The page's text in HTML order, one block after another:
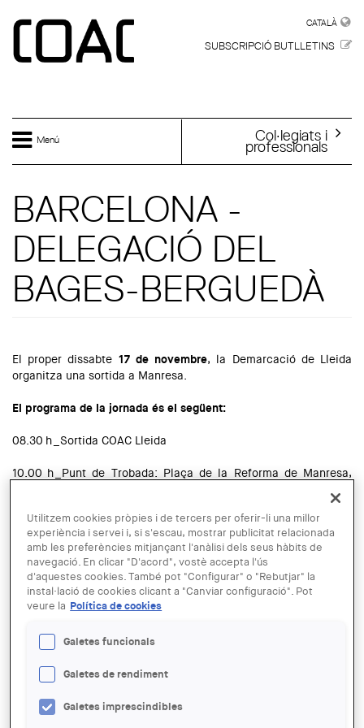
CATALÀ
SUBSCRIPCIÓ BUTLLETINS
Menú Col·legiats i
professionals
BARCELONA -
DELEGACIÓ DEL
BAGES-BERGUEDÀ
El proper dissabte 17 de novembre, la Demarcació de Lleida
organitza una sortida a Manresa.
El programa de la jornada és el següent:
08.30 h_Sortida COAC Lleida
10.00 h_Punt de Trobada: Plaça de la Reforma de Manresa,
10 a 13 h_Manresa, amb l’arquitecte David Closes
El resultat urbà d’un planejament urbanístic: Pla especial del
camí de la Cova de Manresa.
LLOC:
Manresa
AVISO VISADO
Read moreabout Aviso visado
Català
Utilitzem cookies pròpies i de tercers per oferir-li una millor
experiència i servei i, si s'escau, mostrar publicitat relacionada
amb les preferències mitjançant l'anàlisi dels seus hàbits de
navegació. En clicar "D'acord", vostè accepta l'ús
d'aquestes cookies. També pot "Configurar" o "Rebutjar" la
instal·lació de cookies clicant a "Canviar configuració". Pot
veure la Política de cookies
Galetes funcionals
Galetes de rendiment
Galetes imprescindibles